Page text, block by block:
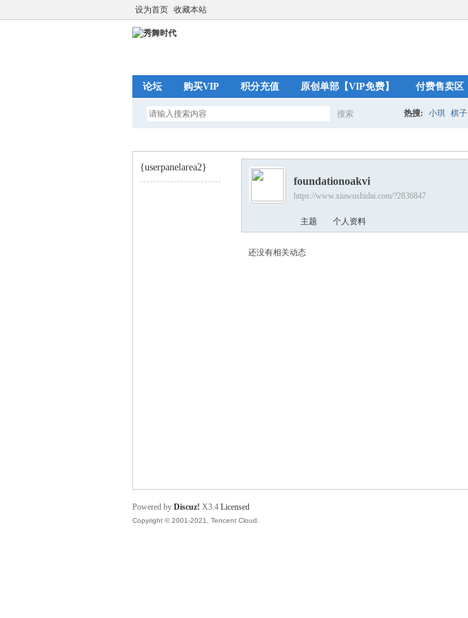
设为首页 收藏本站
论坛 购买VIP 积分充值 原创单部【VIP免费】 付费售卖区
搜索
索
热搜: 小琪 棋子
{userpanelarea2}
foundationoakvi
https://www.xiuwushidai.com/?2836847
主题 个人资料
还没有相关动态
Powered by Discuz! X3.4 Licensed
Copyright © 2001-2021, Tencent Cloud.